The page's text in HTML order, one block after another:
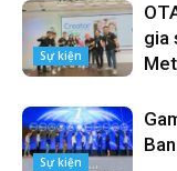
Sự kiện
gia
Sự kiện